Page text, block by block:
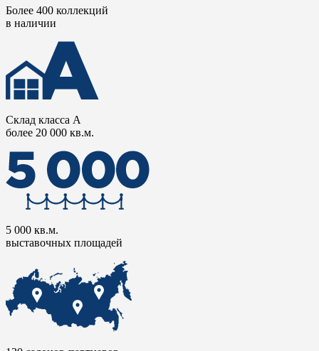
Более 400 коллекций
в наличии
Склад класса А
более 20 000 кв.м.
5 000 кв.м.
выставочных площадей